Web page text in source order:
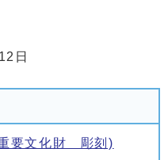
日
要文化財 彫刻)